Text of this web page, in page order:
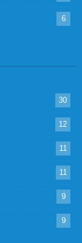
6
30
12
11
11
9
9